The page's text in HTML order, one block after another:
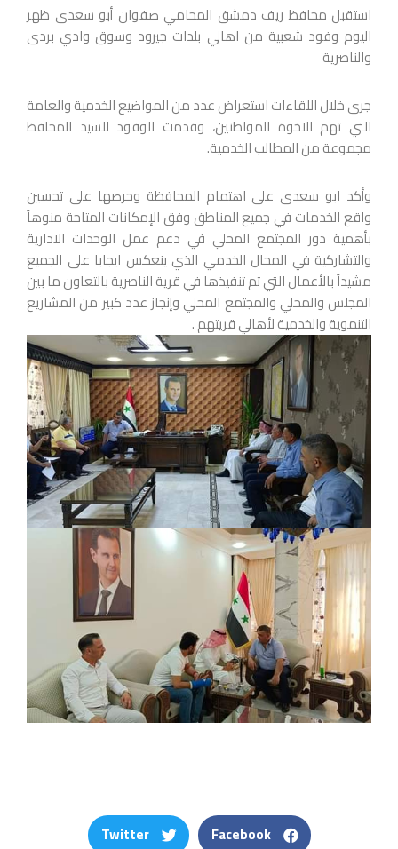
استقبل محافظ ريف دمشق المحامي صفوان أبو سعدى ظهر
اليوم وفود شعبية من اهالي بلدات جيرود وسوق وادي بردى
والناصرية
جرى خلال اللقاءات استعراض عدد من المواضيع الخدمية والعامة
التي تهم الاخوة المواطنين، وقدمت الوفود للسيد المحافظ
مجموعة من المطالب الخدمية.
وأكد ابو سعدى على اهتمام المحافظة وحرصها على تحسين
واقع الخدمات في جميع المناطق وفق الإمكانات المتاحة منوهاً
بأهمية دور المجتمع المحلي في دعم عمل الوحدات الادارية
والتشاركية في المجال الخدمي الذي ينعكس ايجابا على الجميع
مشيداً بالأعمال التي تم تنفيذها في قرية الناصرية بالتعاون ما بين
المجلس والمحلي والمجتمع المحلي وإنجاز عدد كبير من المشاريع
التنموية والخدمية لأهالي قريتهم .
Facebook
Twitter